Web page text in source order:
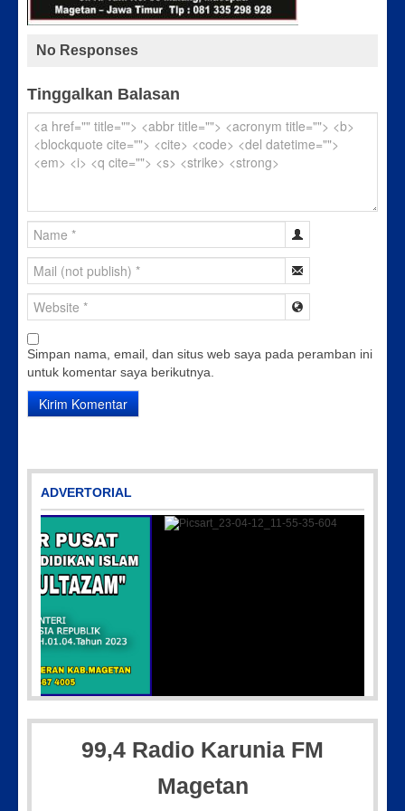
No Responses
Tinggalkan Balasan
Simpan nama, email, dan situs web saya pada peramban ini
untuk komentar saya berikutnya.
ADVERTORIAL
Picsart_23-04-12_11-55-35-604
99,4 Radio Karunia FM
Magetan